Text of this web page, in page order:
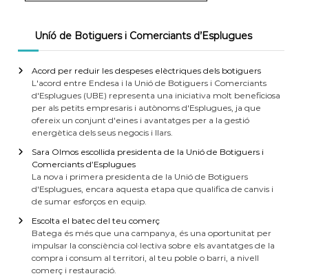
Uníó de Botiguers i Comerciants d’Esplugues
Acord per reduir les despeses elèctriques dels botiguers
L'acord entre Endesa i la Unió de Botiguers i Comerciants
d'Esplugues (UBE) representa una iniciativa molt beneficiosa
per als petits empresaris i autònoms d'Esplugues, ja que
ofereix un conjunt d'eines i avantatges per a la gestió
energètica dels seus negocis i llars.
Sara Olmos escollida presidenta de la Unió de Botiguers i
Comerciants d’Esplugues
La nova i primera presidenta de la Unió de Botiguers
d'Esplugues, encara aquesta etapa que qualifica de canvis i
de sumar esforços en equip.
Escolta el batec del teu comerç
Batega és més que una campanya, és una oportunitat per
impulsar la consciència col·lectiva sobre els avantatges de la
compra i consum al territori, al teu poble o barri, a nivell
comerç i restauració.